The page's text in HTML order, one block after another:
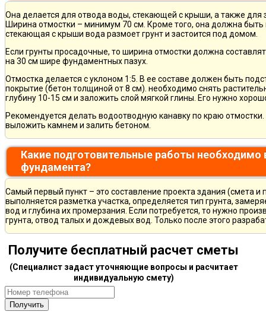
Она делается для отвода воды, стекающей с крыши, а также для
Ширина отмостки – минимум 70 см. Кроме того, она должна быть
стекающая с крыши вода размоет грунт и застоится под домом.
Если грунты просадочные, то ширина отмостки должна
на 30 см шире фундаментных пазух.
Отмостка делается с уклоном 1:5. В ее составе должен быть
покрытие (бетон толщиной от 8 см). необходимо снять
глубину 10-15 см и заложить слой мягкой глины. Его нужно
Рекомендуется делать водоотводную канавку по краю
выложить камнем и залить бетоном.
Какие подготовительные работы необходимо
фундамента?
Самый первый пункт – это составление проекта здания (смета
выполняется разметка участка, определяется тип грунта,
вод и глубина их промерзания. Если потребуется, то нужно
грунта, отвод талых и дождевых вод. Только после этого
Получите бесплатный расчет сметы
(Специалист задаст уточняющие вопросы и расчитает
индивидуальную смету)